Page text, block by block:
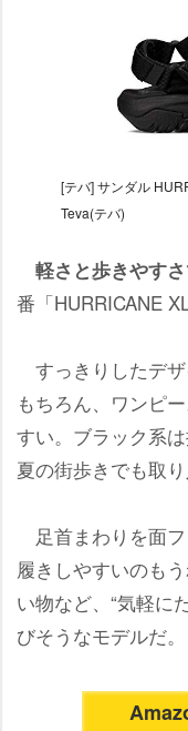
[テバ] サンダル
Teva(テバ)
軽さと歩きやす
番「HURRICANE
すっきりしたデ
もちろん、ワンピ
すい。ブラック系
夏の街歩きでも取
足首まわりを面
履きしやすいのも
い物など、“気軽に
びそうなモデルだ。